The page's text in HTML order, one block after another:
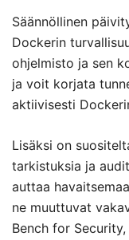
Säännöllinen
Dockerin
ohjelmisto ja sen
ja voit korjata
aktiivisesti
Lisäksi on
tarkistuksia ja
auttaa
ne muuttuvat
Bench for